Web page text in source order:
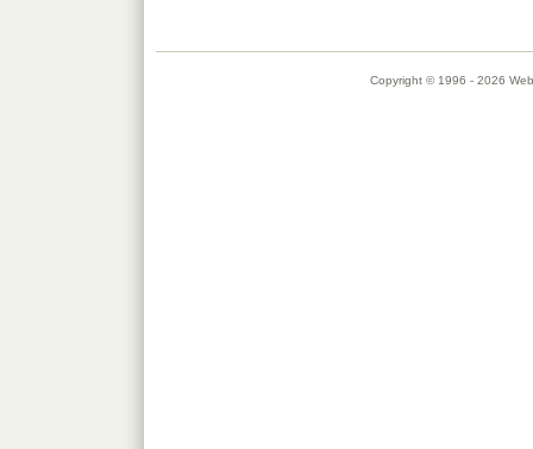
Copyright © 1996 - 2026